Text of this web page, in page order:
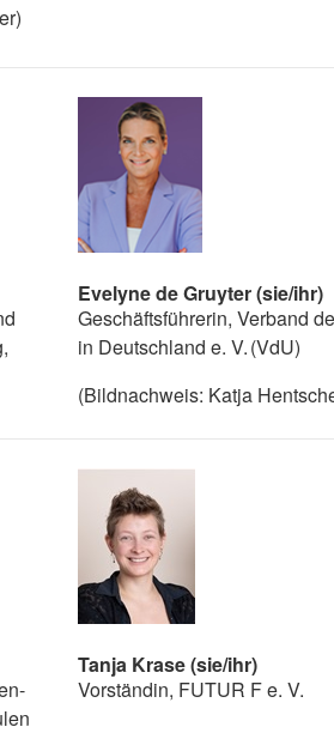
Evelyne de Gruyter (sie/ihr)
Geschäftsführerin, Verband
in Deutschland e. V. (VdU)
(Bildnachweis: Katja
Tanja Krase (sie/ihr)
Vorständin, FUTUR F e. V.